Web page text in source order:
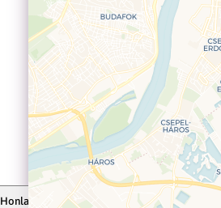
Honlapunkon cookie-kat (sütiket) alkalmazunk.